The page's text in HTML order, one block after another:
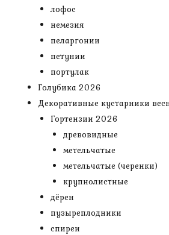
лофос
немезия
пеларгонии
петунии
портулак
Голубика 2026
Декоративные кустарники
Гортензии 2026
древовидные
метельчатые
метельчатые (черенки)
крупнолистные
дёрен
пузыреплодники
спиреи